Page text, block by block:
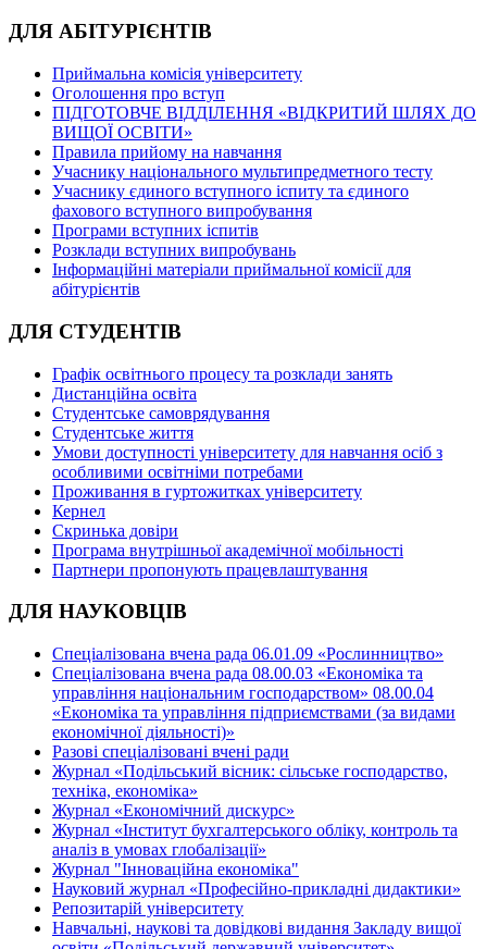
ДЛЯ АБІТУРІЄНТІВ
Приймальна комісія університету
Оголошення про вступ
ПІДГОТОВЧЕ ВІДДІЛЕННЯ «ВІДКРИТИЙ ШЛЯХ ДО
ВИЩОЇ ОСВІТИ»
Правила прийому на навчання
Учаснику національного мультипредметного тесту
Учаснику єдиного вступного іспиту та єдиного
фахового вступного випробування
Програми вступних іспитів
Розклади вступних випробувань
Інформаційні матеріали приймальної комісії для
абітурієнтів
ДЛЯ СТУДЕНТІВ
Графік освітнього процесу та розклади занять
Дистанційна освіта
Студентське самоврядування
Студентське життя
Умови доступності університету для навчання осіб з
особливими освітніми потребами
Проживання в гуртожитках університету
Кернел
Скринька довіри
Програма внутрішньої академічної мобільності
Партнери пропонують працевлаштування
ДЛЯ НАУКОВЦІВ
Спеціалізована вчена рада 06.01.09 «Рослинництво»
Спеціалізована вчена рада 08.00.03 «Економіка та
управління національним господарством» 08.00.04
«Економіка та управління підприємствами (за видами
економічної діяльності)»
Разові спеціалізовані вчені ради
Журнал «Подільський вісник: сільське господарство,
техніка, економіка»
Журнал «Економічний дискурс»
Журнал «Інститут бухгалтерського обліку, контроль та
аналіз в умовах глобалізації»
Журнал "Інноваційна економіка"
Науковий журнал «Професійно-прикладні дидактики»
Репозитарій університету
Навчальні, наукові та довідкові видання Закладу вищої